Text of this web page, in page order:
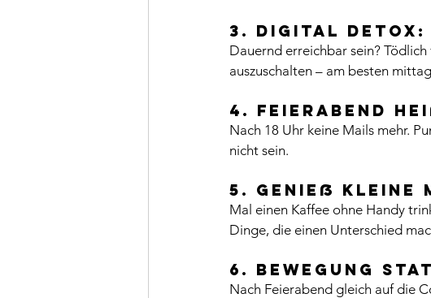
3. Digital Detox:
Dauernd erreichbar sein?
auszuschalten – am besten
4. Feierabend
Nach 18 Uhr keine Mails mehr.
nicht sein.
5. Genieß kleine
Mal einen Kaffee ohne Handy
Dinge, die einen Unterschied
6. Bewegung
Nach Feierabend gleich auf die